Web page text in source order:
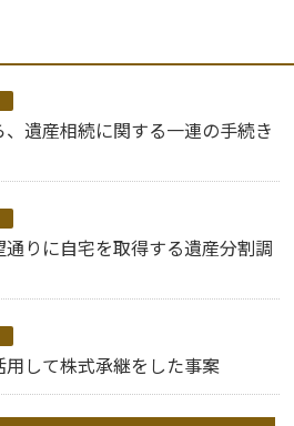
遺産相続に関する一連の手続き
りに自宅を取得する遺産分割調
して株式承継をした事案